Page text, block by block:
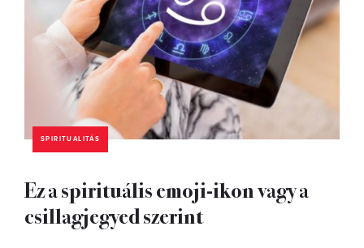
SPIRITUALITÁS
Ez a spirituális emoji-ikon vagy a
csillagjegyed szerint